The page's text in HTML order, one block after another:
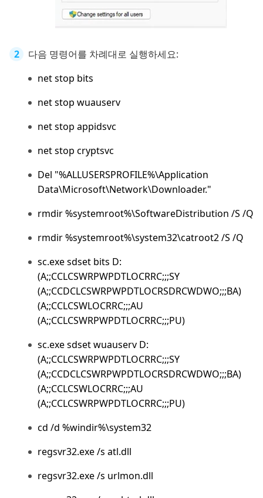
다음 명령어를 차례대로 실행하세요:
net stop bits
net stop wuauserv
net stop appidsvc
net stop cryptsvc
Del "%ALLUSERSPROFILE%\Application
Data\Microsoft\Network\Downloader."
rmdir %systemroot%\SoftwareDistribution /S /Q
rmdir %systemroot%\system32\catroot2 /S /Q
sc.exe sdset bits D:
(A;;CCLCSWRPWPDTLOCRRC;;;SY
(A;;CCDCLCSWRPWPDTLOCRSDRCWDWO;;;BA)
(A;;CCLCSWLOCRRC;;;AU
(A;;CCLCSWRPWPDTLOCRRC;;;PU)
sc.exe sdset wuauserv D:
(A;;CCLCSWRPWPDTLOCRRC;;;SY
(A;;CCDCLCSWRPWPDTLOCRSDRCWDWO;;;BA)
(A;;CCLCSWLOCRRC;;;AU
(A;;CCLCSWRPWPDTLOCRRC;;;PU)
cd /d %windir%\system32
regsvr32.exe /s atl.dll
regsvr32.exe /s urlmon.dll